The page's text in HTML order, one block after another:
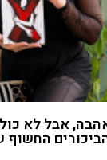
אבל לא
החשוף